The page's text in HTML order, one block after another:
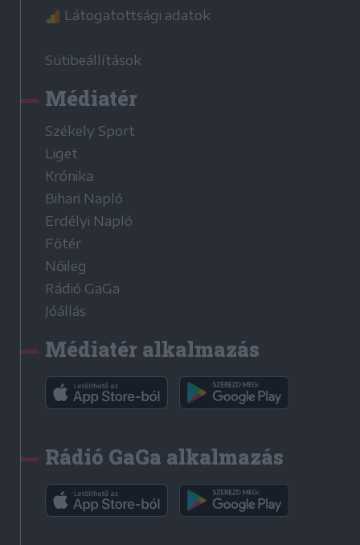
Látogatottsági adatok
Sütibeállítások
Médiatér
Székely Sport
Liget
Krónika
Bihari Napló
Erdélyi Napló
Főtér
Nőileg
Rádió GaGa
Jóállás
Médiatér alkalmazás
Rádió GaGa alkalmazás